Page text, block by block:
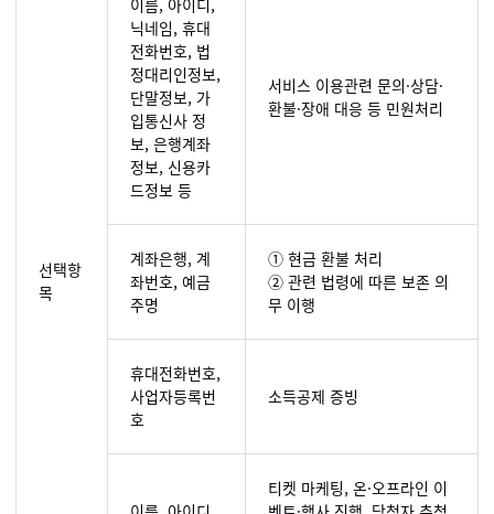
선택항
목
이름, 아이디,
닉네임, 휴대
전화번호, 법
정대리인정보,
단말정보, 가
입통신사 정
보, 은행계좌
정보, 신용카
드정보 등
서비스 이용관련 문의·상담·
환불·장애 대응 등 민원처리
계좌은행, 계
좌번호, 예금
주명
① 현금 환불 처리
② 관련 법령에 따른 보존 의
무 이행
휴대전화번호,
사업자등록번
호
소득공제 증빙
티켓 마케팅, 온·오프라인 이